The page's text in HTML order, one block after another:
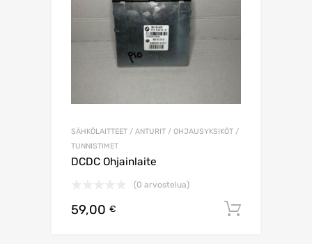
SÄHKÖLAITTEET / ANTURIT / OHJAUSYKSIKÖT /
TUNNISTIMET
DCDC Ohjainlaite
(0 arvostelua)
59,00 €